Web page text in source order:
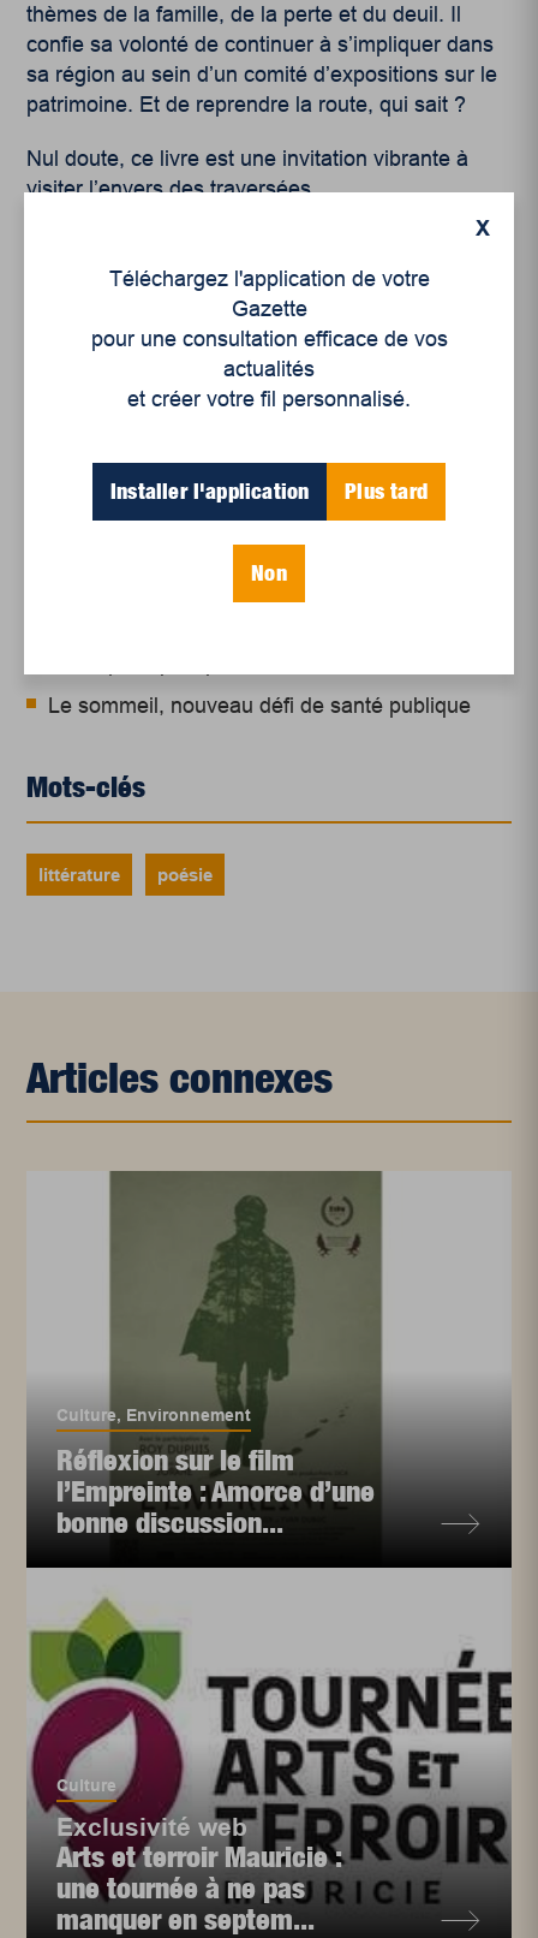
thèmes de la famille, de la perte et du deuil. Il
confie sa volonté de continuer à s’impliquer dans
sa région au sein d’un comité d’expositions sur le
patrimoine. Et de reprendre la route, qui sait ?
Nul doute, ce livre est une invitation vibrante à
visiter l’envers des traversées.
Articles récents
Un siècle de Mauriciennes dans la presse
Le sommeil, nouveau défi de santé publique
Mots-clés
littérature poésie
Articles connexes
Culture, Environnement
Réflexion sur le film
l’Empreinte : Amorce d’une
bonne discussion...
Culture
Exclusivité web
Arts et terroir Mauricie :
une tournée à ne pas
manquer en septem...
X
Téléchargez l'application de votre
Gazette
pour une consultation efficace de vos
actualités
et créer votre fil personnalisé.
Installer l'application Plus tard
Non